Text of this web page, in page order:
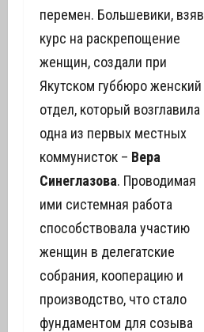
перемен. Большевики, взяв
курс на раскрепощение
женщин, создали при
Якутском губбюро женский
отдел, который возглавила
одна из первых местных
коммунисток – Вера
Синеглазова. Проводимая
ими системная работа
способствовала участию
женщин в делегатские
собрания, кооперацию и
производство, что стало
фундаментом для созыва